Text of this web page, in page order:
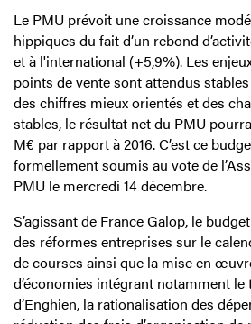
Le PMU prévoit une croissance
hippiques du fait d’un rebond
et à l'international (+5,9%). Les
points de vente sont attendus stables
des chiffres mieux orientés et des
stables, le résultat net du PMU
M€ par rapport à 2016. C’est ce
formellement soumis au vote de
PMU le mercredi 14 décembre.
S’agissant de France Galop, le
des réformes entreprises sur le
de courses ainsi que la mise en
d’économies intégrant notamment
d’Enghien, la rationalisation des